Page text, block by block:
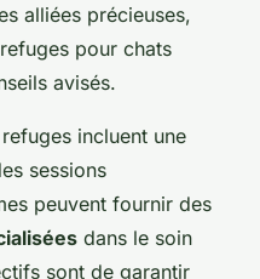
alliées précieuses,
pour chats
avisés.
incluent une
sessions
peuvent fournir des
dans le soin
sont de garantir